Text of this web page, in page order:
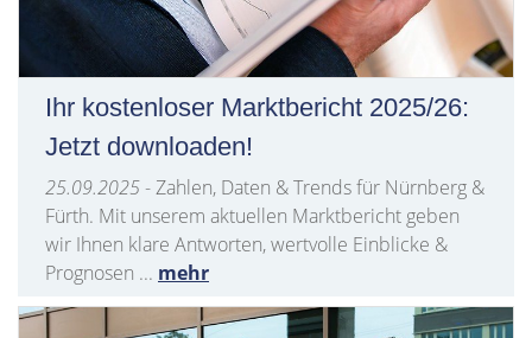
Ihr kostenloser Marktbericht 2025/26:
Jetzt downloaden!
25.09.2025- Zahlen, Daten & Trends für Nürnberg &
Fürth. Mit unserem aktuellen Marktbericht geben
wir Ihnen klare Antworten, wertvolle Einblicke &
Prognosen ... mehr